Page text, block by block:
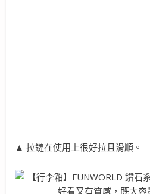
▲ 拉鏈在使用上很好拉且滑順。